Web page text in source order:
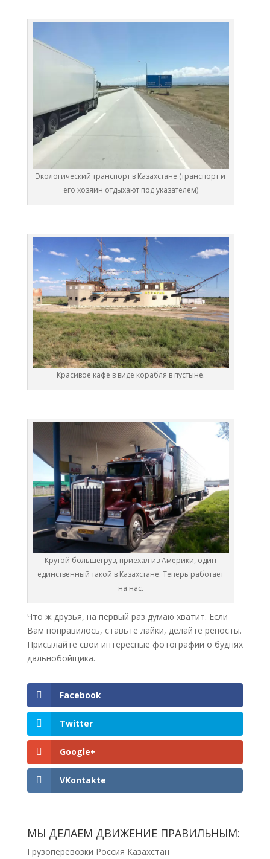
Экологический транспорт в Казахстане (транспорт и
его хозяин отдыхают под указателем)
Красивое кафе в виде корабля в пустыне.
Крутой большегруз, приехал из Америки, один
единственный такой в Казахстане. Теперь работает
на нас.
Что ж друзья, на первый раз думаю хватит. Если
Вам понравилось, ставьте лайки, делайте репосты.
Присылайте свои интересные фотографии о буднях
дальнобойщика.
Facebook
Twitter
Google+
VKontakte
МЫ ДЕЛАЕМ ДВИЖЕНИЕ ПРАВИЛЬНЫМ:
Грузоперевозки Россия Казахстан